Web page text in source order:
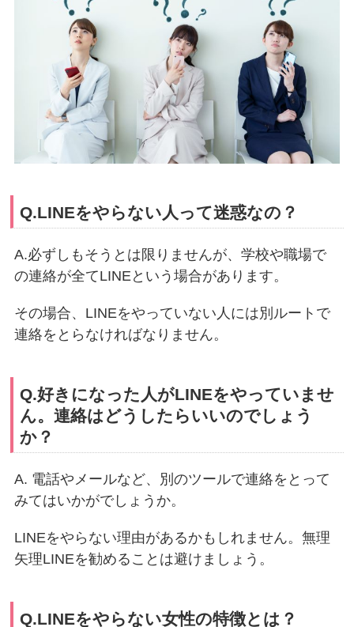
Q.LINEをやらない人って迷惑なの？
A.必ずしもそうとは限りませんが、学校や職場で
の連絡が全てLINEという場合があります。
その場合、LINEをやっていない人には別ルートで
連絡をとらなければなりません。
Q.好きになった人がLINEをやっていませ
ん。連絡はどうしたらいいのでしょう
か？
A. 電話やメールなど、別のツールで連絡をとって
みてはいかがでしょうか。
LINEをやらない理由があるかもしれません。無理
矢理LINEを勧めることは避けましょう。
Q.LINEをやらない女性の特徴とは？